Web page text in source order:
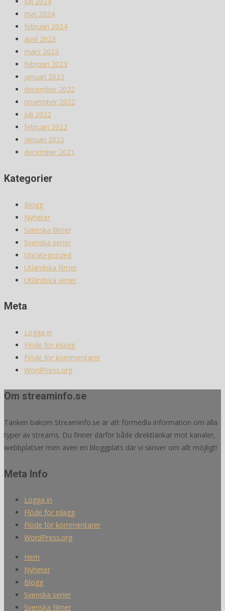
maj 2024
februari 2024
april 2023
mars 2023
februari 2023
januari 2023
december 2022
november 2022
juli 2022
februari 2022
januari 2022
december 2021
Kategorier
Blogg
Nyheter
Svenska filmer
Svenska serier
Uncategorized
Utländska filmer
Utländska serier
Meta
Logga in
Flöde för inlägg
Flöde för kommentarer
WordPress.org
Om streaminfo.se
Tanken bakom Streaminfo.se är att förmedla information om alla
typer av streams. Du finner därför både direktlänkar mot kanaler,
webbplatser men även en bloggplats där vi skriver om allt möjligt!
Meta Info
Logga in
Flöde för inlägg
Flöde för kommentarer
WordPress.org
Hem
Nyheter
Blogg
Svenska serier
Svenska filmer